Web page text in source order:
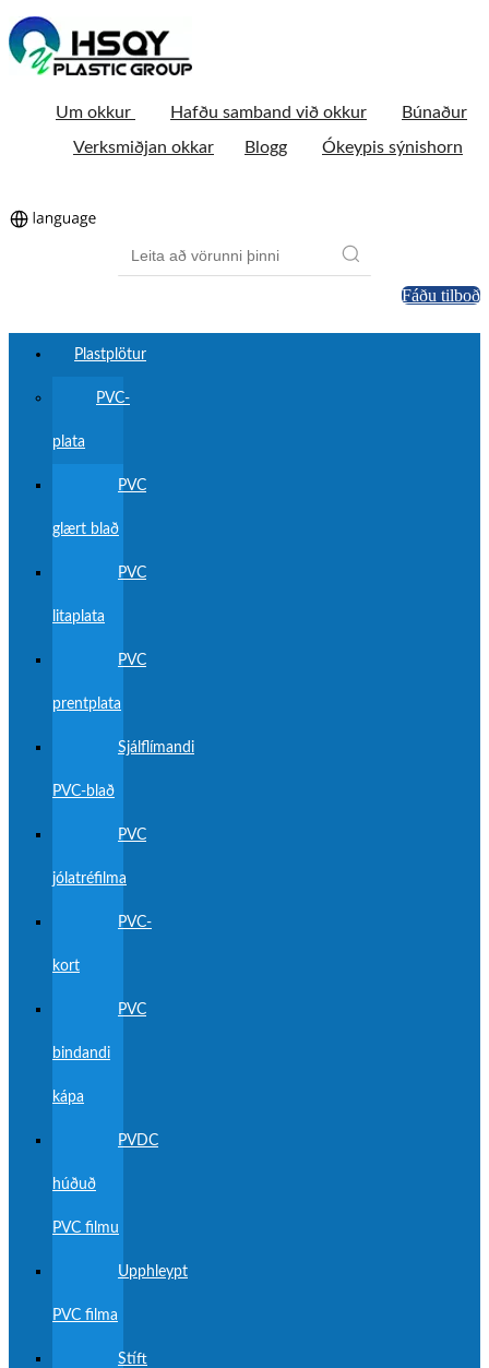
Um okkur Hafðu samband við okkur
Búnaður
Verksmiðjan okkar
Blogg Ókeypis sýnishorn
Fáðu tilboð
Plastplötur
PVC-
plata
PVC
glært blað
PVC
litaplata
PVC
prentplata
Sjálflímandi
PVC-blað
PVC
jólatréfilma
PVC-
kort
PVC
bindandi
kápa
PVDC
húðuð
PVC filmu
Upphleypt
PVC filma
Stíft